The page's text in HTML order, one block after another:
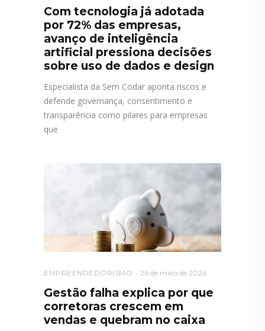
Com tecnologia já adotada
por 72% das empresas,
avanço de inteligência
artificial pressiona decisões
sobre uso de dados e design
Especialista da Sem Codar aponta riscos e
defende governança, consentimento e
transparência como pilares para empresas
que
EMPREENDEDORISMO 26 de maio de 2026
Gestão falha explica por que
corretoras crescem em
vendas e quebram no caixa